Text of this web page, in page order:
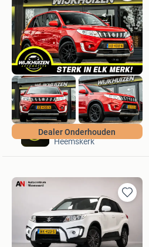
Bewaren
in
Mijn
Favorieten
Dealer Onderhouden
Wijkhuizen Automotive
Heemskerk
Bewaren
in
Mijn
Favorieten